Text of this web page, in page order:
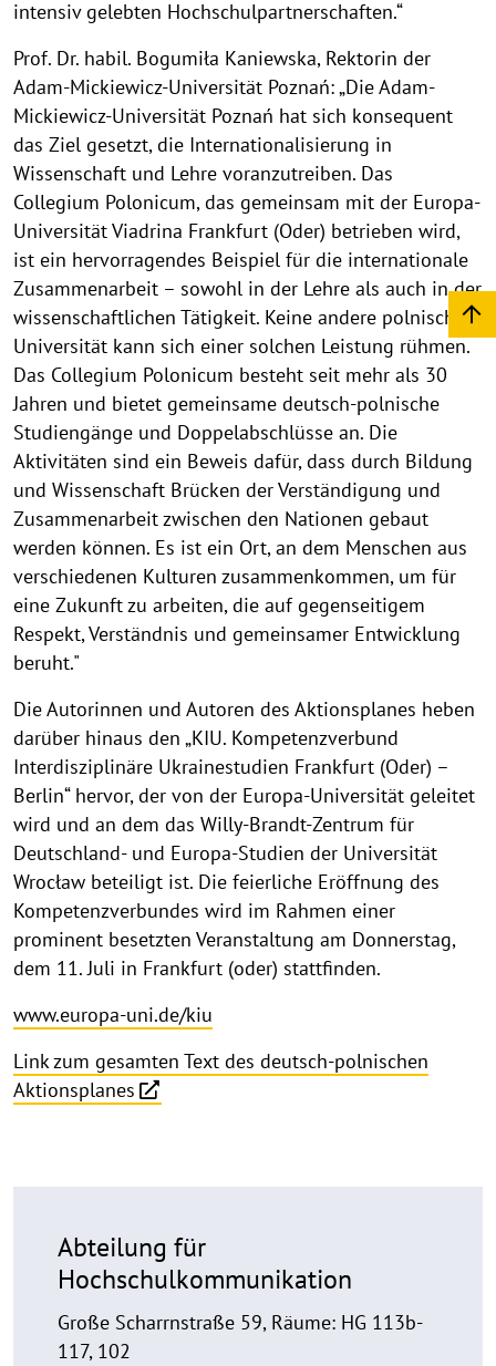
intensiv gelebten Hochschulpartnerschaften.“
Prof. Dr. habil. Bogumiła Kaniewska, Rektorin der
Adam-Mickiewicz-Universität Poznań: „Die Adam-
Mickiewicz-Universität Poznań hat sich konsequent
das Ziel gesetzt, die Internationalisierung in
Wissenschaft und Lehre voranzutreiben. Das
Collegium Polonicum, das gemeinsam mit der Europa-
Universität Viadrina Frankfurt (Oder) betrieben wird,
ist ein hervorragendes Beispiel für die internationale
Zusammenarbeit – sowohl in der Lehre als auch in der
wissenschaftlichen Tätigkeit. Keine andere polnische
Universität kann sich einer solchen Leistung rühmen.
Das Collegium Polonicum besteht seit mehr als 30
Jahren und bietet gemeinsame deutsch-polnische
Studiengänge und Doppelabschlüsse an. Die
Aktivitäten sind ein Beweis dafür, dass durch Bildung
und Wissenschaft Brücken der Verständigung und
Zusammenarbeit zwischen den Nationen gebaut
werden können. Es ist ein Ort, an dem Menschen aus
verschiedenen Kulturen zusammenkommen, um für
eine Zukunft zu arbeiten, die auf gegenseitigem
Respekt, Verständnis und gemeinsamer Entwicklung
beruht."
Die Autorinnen und Autoren des Aktionsplanes heben
darüber hinaus den „KIU. Kompetenzverbund
Interdisziplinäre Ukrainestudien Frankfurt (Oder) –
Berlin“ hervor, der von der Europa-Universität geleitet
wird und an dem das Willy-Brandt-Zentrum für
Deutschland- und Europa-Studien der Universität
Wrocław beteiligt ist. Die feierliche Eröffnung des
Kompetenzverbundes wird im Rahmen einer
prominent besetzten Veranstaltung am Donnerstag,
dem 11. Juli in Frankfurt (oder) stattfinden.
www.europa-uni.de/kiu
Link zum gesamten Text des deutsch-polnischen
Aktionsplanes
Abteilung für
Hochschulkommunikation
Große Scharrnstraße 59, Räume: HG 113b-
117, 102